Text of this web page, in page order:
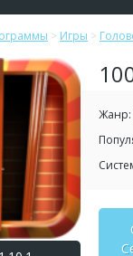
> Игры >
Жанр: